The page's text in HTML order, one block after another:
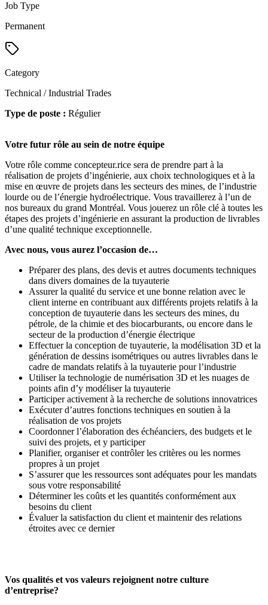
Job Type
Permanent
Category
Technical / Industrial Trades
Type de poste : Régulier
Votre futur rôle au sein de notre équipe
Votre rôle comme concepteur.rice sera de prendre part à la
réalisation de projets d’ingénierie, aux choix technologiques et à la
mise en œuvre de projets dans les secteurs des mines, de l’industrie
lourde ou de l’énergie hydroélectrique. Vous travaillerez à l’un de
nos bureaux du grand Montréal. Vous jouerez un rôle clé à toutes les
étapes des projets d’ingénierie en assurant la production de livrables
d’une qualité technique exceptionnelle.
Avec nous, vous aurez l’occasion de…
Préparer des plans, des devis et autres documents techniques
dans divers domaines de la tuyauterie
Assurer la qualité du service et une bonne relation avec le
client interne en contribuant aux différents projets relatifs à la
conception de tuyauterie dans les secteurs des mines, du
pétrole, de la chimie et des biocarburants, ou encore dans le
secteur de la production d’énergie électrique
Effectuer la conception de tuyauterie, la modélisation 3D et la
génération de dessins isométriques ou autres livrables dans le
cadre de mandats relatifs à la tuyauterie pour l’industrie
Utiliser la technologie de numérisation 3D et les nuages de
points afin d’y modéliser la tuyauterie
Participer activement à la recherche de solutions innovatrices
Exécuter d’autres fonctions techniques en soutien à la
réalisation de vos projets
Coordonner l’élaboration des échéanciers, des budgets et le
suivi des projets, et y participer
Planifier, organiser et contrôler les critères ou les normes
propres à un projet
S’assurer que les ressources sont adéquates pour les mandats
sous votre responsabilité
Déterminer les coûts et les quantités conformément aux
besoins du client
Évaluer la satisfaction du client et maintenir des relations
étroites avec ce dernier
Vos qualités et vos valeurs rejoignent notre culture
d’entreprise?